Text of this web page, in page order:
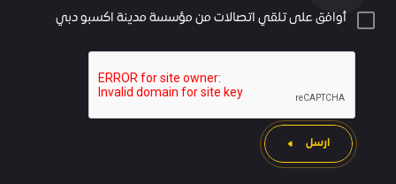
أوافق على تلقي اتصالات من مؤسسة مدينة اكسبو دبي
ارسل